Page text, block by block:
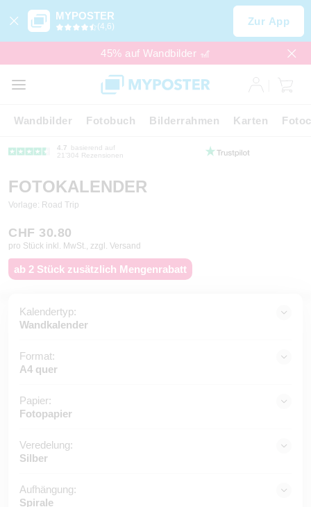
MYPOSTER
(4,6) Zur App
45% auf Wandbilder 🎢
Wandbilder Fotobuch Bilderrahmen Karten
4.7
basierend auf
21’304 Rezensionen
FOTOKALENDER
Vorlage: Road Trip
CHF 30.80
pro Stück inkl. MwSt., zzgl. Versand
ab 2 Stück zusätzlich Mengenrabatt
Kalendertyp:
Wandkalender
Format:
A4 quer
Papier:
Fotopapier
Veredelung:
Silber
Aufhängung:
Spirale